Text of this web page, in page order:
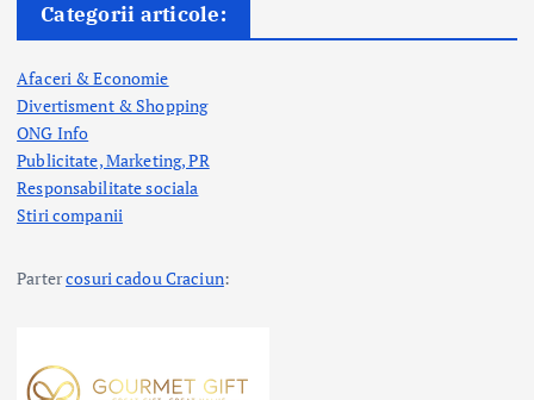
Categorii articole:
Afaceri & Economie
Divertisment & Shopping
ONG Info
Publicitate, Marketing, PR
Responsabilitate sociala
Stiri companii
Partercosuri cadou Craciun: